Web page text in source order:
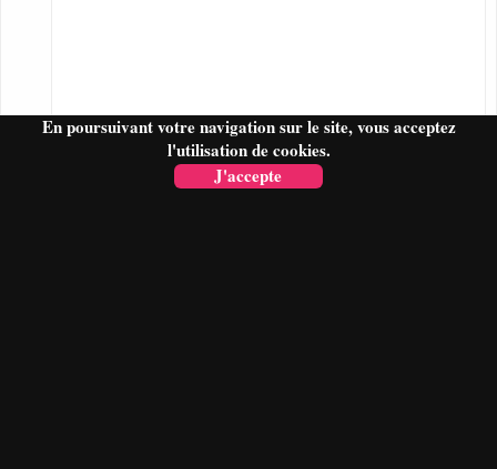
En poursuivant votre navigation sur le site, vous acceptez
l'utilisation de cookies.
J'accepte